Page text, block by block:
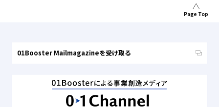
Page Top
01Booster Mailmagazineを受け取る